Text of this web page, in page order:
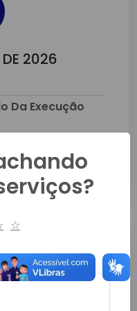
DE 2026
Da Execução
☆